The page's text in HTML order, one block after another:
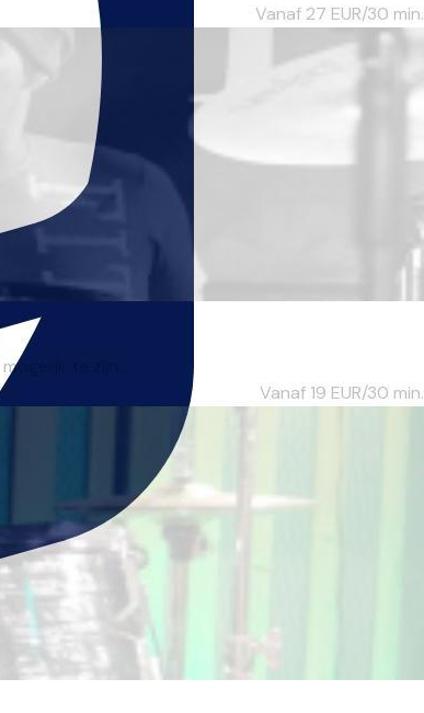
Vanaf 27 EUR/30 min.
te zijn...
Vanaf 19 EUR/30 min.